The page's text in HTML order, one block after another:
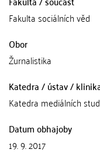
Fakulta sociálních věd
Obor
Žurnalistika
Katedra / ústav /
Katedra mediálních
Datum obhajoby
19. 9. 2017